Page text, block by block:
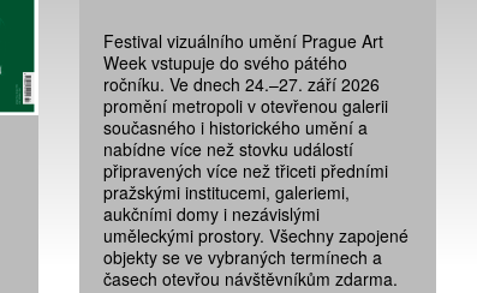
Festival vizuálního umění Prague Art
Week vstupuje do svého pátého
ročníku. Ve dnech 24.–27. září 2026
promění metropoli v otevřenou galerii
současného i historického umění a
nabídne více než stovku událostí
připravených více než třiceti předními
pražskými institucemi, galeriemi,
aukčními domy i nezávislými
uměleckými prostory. Všechny zapojené
objekty se ve vybraných termínech a
časech otevřou návštěvníkům zdarma.